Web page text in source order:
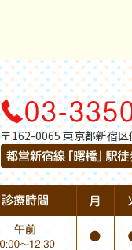
〒162-0065 東京都新宿